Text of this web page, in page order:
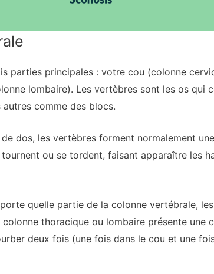
parties principales : votre cou (colonne
lombaire). Les vertèbres sont les os qui
comme des blocs.
dos, les vertèbres forment normalement
ou se tordent, faisant apparaître les
quelle partie de la colonne vertébrale,
thoracique ou lombaire présente une
deux fois (une fois dans le cou et une